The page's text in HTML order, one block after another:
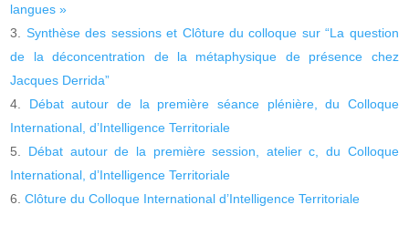
langues »
Synthèse des sessions et Clôture du colloque sur “La question
de la déconcentration de la métaphysique de présence chez
Jacques Derrida”
Débat autour de la première séance plénière, du Colloque
International, d’Intelligence Territoriale
Débat autour de la première session, atelier c, du Colloque
International, d’Intelligence Territoriale
Clôture du Colloque International d’Intelligence Territoriale